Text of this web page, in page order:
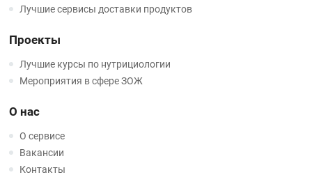
Лучшие сервисы доставки продуктов
Проекты
Лучшие курсы по нутрициологии
Мероприятия в сфере ЗОЖ
О нас
О сервисе
Вакансии
Контакты